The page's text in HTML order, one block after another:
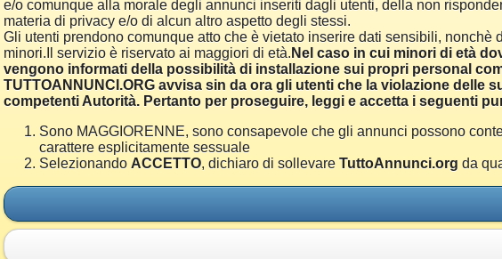
e/o comunque alla morale degli annunci inseriti dagli utenti, della non
materia di privacy e/o di alcun altro aspetto degli stessi.
Gli utenti prendono comunque atto che è vietato inserire dati sensibili,
minori.Il servizio è riservato ai maggiori di età. Nel caso in cui minori di età
vengono informati della possibilità di installazione sui propri personal
TUTTOANNUNCI.ORG avvisa sin da ora gli utenti che la violazione
competenti Autorità. Pertanto per proseguire, leggi e accetta i seguenti
Sono MAGGIORENNE, sono consapevole che gli annunci possono
carattere esplicitamente sessuale
Selezionando ACCETTO, dichiaro di sollevare TuttoAnnunci.org da